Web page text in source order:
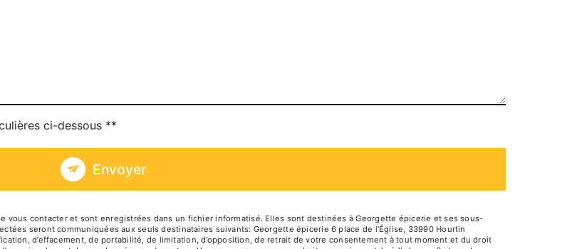
ci-dessous **
Envoyer
contacter et sont enregistrées dans un fichier informatisé. Elles sont destinées à Georgette épicerie et ses sous-
seront communiquées aux seuls destinataires suivants: Georgette épicerie 6 place de l'Église, 33990 Hourtin
d’effacement, de portabilité, de limitation, d’opposition, de retrait de votre consentement à tout moment et du droit